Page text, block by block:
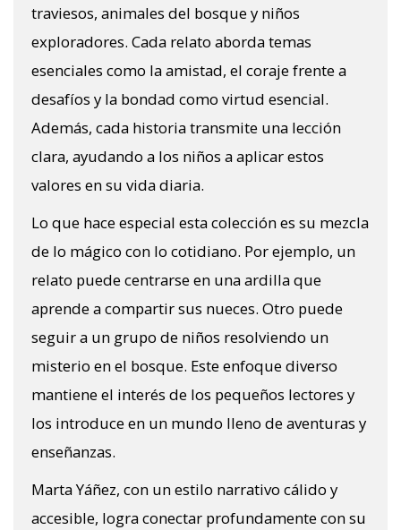
traviesos, animales del bosque y niños
exploradores. Cada relato aborda temas
esenciales como la amistad, el coraje frente a
desafíos y la bondad como virtud esencial.
Además, cada historia transmite una lección
clara, ayudando a los niños a aplicar estos
valores en su vida diaria.
Lo que hace especial esta colección es su mezcla
de lo mágico con lo cotidiano. Por ejemplo, un
relato puede centrarse en una ardilla que
aprende a compartir sus nueces. Otro puede
seguir a un grupo de niños resolviendo un
misterio en el bosque. Este enfoque diverso
mantiene el interés de los pequeños lectores y
los introduce en un mundo lleno de aventuras y
enseñanzas.
Marta Yáñez, con un estilo narrativo cálido y
accesible, logra conectar profundamente con su